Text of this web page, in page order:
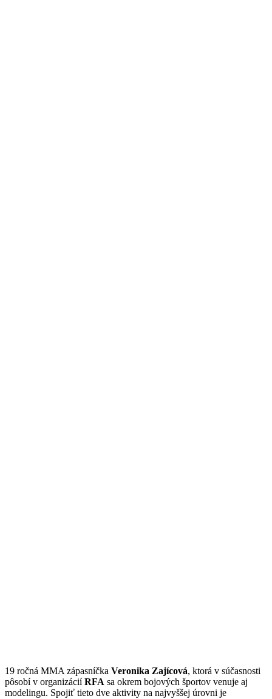
19 ročná MMA zápasníčka Veronika Zajícová, ktorá v súčasnosti
pôsobí v organizáciíRFA sa okrem bojových športov venuje aj
modelingu. Spojiť tieto dve aktivity na najvyššej úrovni je